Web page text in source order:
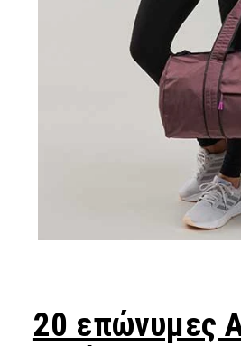
20 επώνυμες